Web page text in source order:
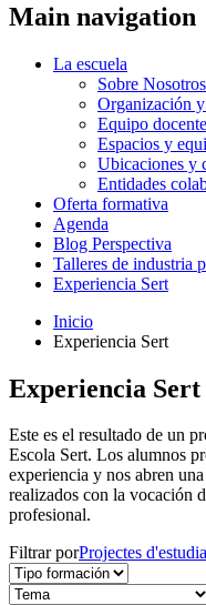
Main navigation
La escuela
Sobre Nosotros
Organización
Equipo docente
Espacios y
Ubicaciones y
Entidades
Oferta formativa
Agenda
Blog Perspectiva
Talleres de industria
Experiencia Sert
Inicio
Experiencia Sert
Experiencia Sert
Este es el resultado de un
Escola Sert. Los alumnos
experiencia y nos abren
realizados con la vocación
profesional.
Filtrar porProjectes